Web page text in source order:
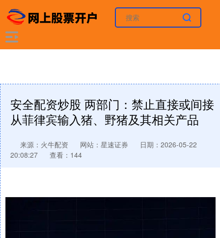
安全配资炒股 两部门：禁止直接或间接
从菲律宾输入猪、野猪及其相关产品
来源：火牛配资 网站：星速证券
日期：2026-05-22
20:08:27
查看：144